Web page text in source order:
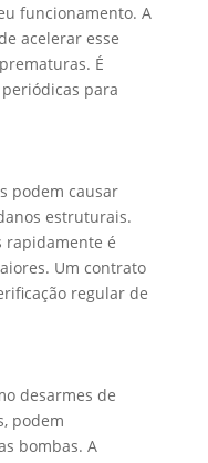
funcionamento. A
acelerar esse
É
para
podem causar
estruturais.
rapidamente é
Um contrato
regular de
desarmes de
podem
bombas. A